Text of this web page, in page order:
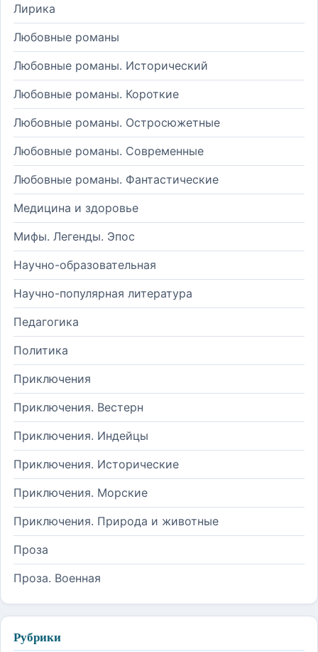
Лирика
Любовные романы
Любовные романы. Исторический
Любовные романы. Короткие
Любовные романы. Остросюжетные
Любовные романы. Современные
Любовные романы. Фантастические
Медицина и здоровье
Мифы. Легенды. Эпос
Научно-образовательная
Научно-популярная литература
Педагогика
Политика
Приключения
Приключения. Вестерн
Приключения. Индейцы
Приключения. Исторические
Приключения. Морские
Приключения. Природа и животные
Проза
Проза. Военная
Рубрики